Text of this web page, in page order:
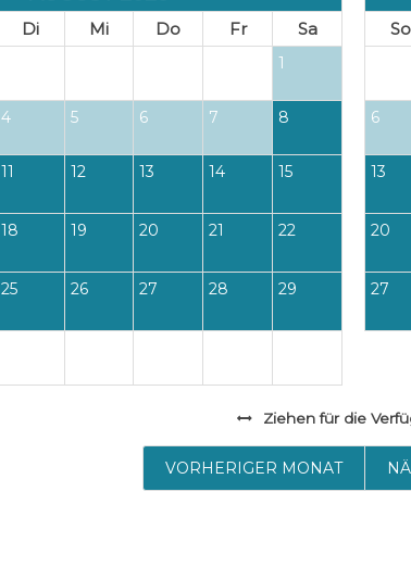
Di Mi Do Fr Sa
1
4 5 6 7 8
11 12 13 14 15
18 19 20 21 22
25 26 27 28 29
So
6
13
20
27
Ziehenfür die
VORHERIGER MONAT